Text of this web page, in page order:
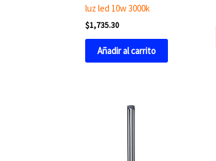
luz led 10w 3000k
$1,735.30
Añadir al carrito